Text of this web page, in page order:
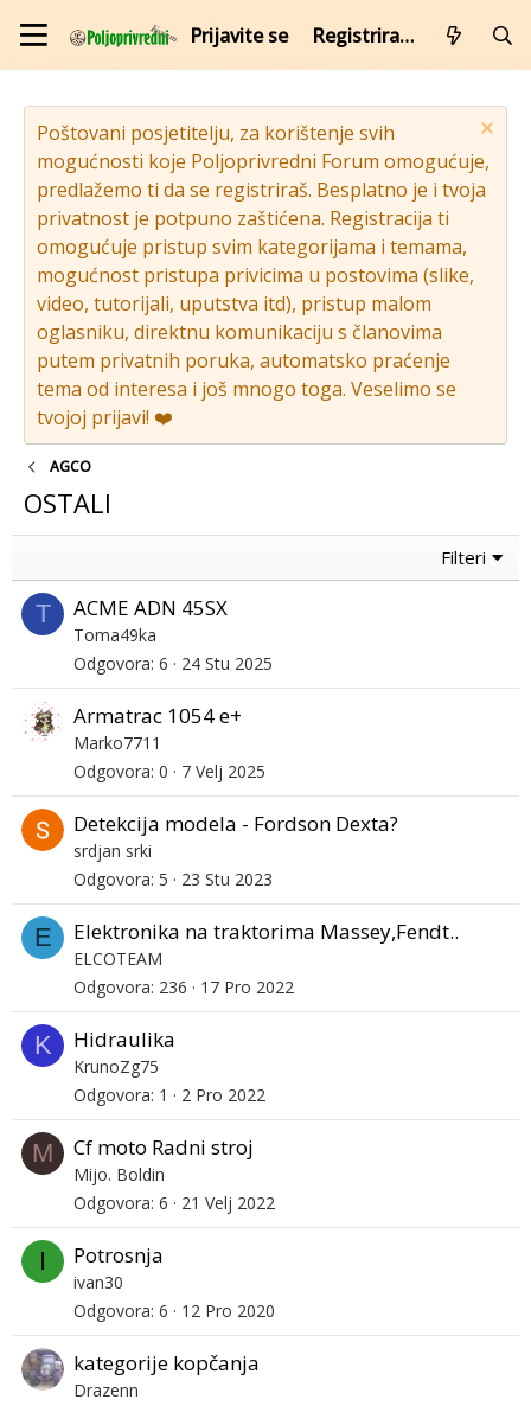
Prijavite se Registrirajte se
Poštovani posjetitelju, za korištenje svih
mogućnosti koje Poljoprivredni Forum omogućuje,
predlažemo ti da se registriraš. Besplatno je i tvoja
privatnost je potpuno zaštićena. Registracija ti
omogućuje pristup svim kategorijama i temama,
mogućnost pristupa privicima u postovima (slike,
video, tutorijali, uputstva itd), pristup malom
oglasniku, direktnu komunikaciju s članovima
putem privatnih poruka, automatsko praćenje
tema od interesa i još mnogo toga. Veselimo se
tvojoj prijavi! ❤️
AGCO
OSTALI
Filteri
T ACME ADN 45SX
Toma49ka
Odgovora 6 24 Stu 2025
Armatrac 1054 e+
Marko7711
Odgovora 0 7 Velj 2025
Detekcija modela - Fordson Dexta?
srdjan srki
Odgovora 5 23 Stu 2023
E Elektronika na traktorima Massey,Fendt..
ELCOTEAM
Odgovora 236 17 Pro 2022
K Hidraulika
KrunoZg75
Odgovora 1 2 Pro 2022
M Cf moto Radni stroj
Mijo. Boldin
Odgovora 6 21 Velj 2022
I Potrosnja
ivan30
Odgovora 6 12 Pro 2020
kategorije kopčanja
Drazenn